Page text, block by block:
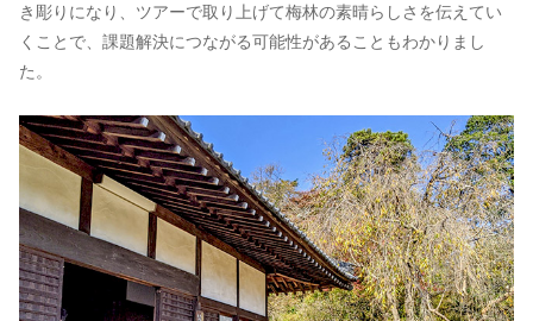
き彫りになり、ツアーで取り上げて梅林の素晴らしさを伝えてい
くことで、課題解決につながる可能性があることもわかりまし
た。